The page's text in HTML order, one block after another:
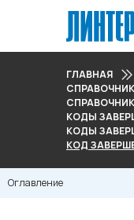
ГЛАВНАЯ
КОДЫ
КОДЫ
КОД
Оглавление